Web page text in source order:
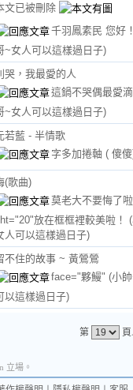
文已被刪除
千羽鳳素民 您好
~女人可以這樣過日子)
哭，我最愛的人
這鍋不哭偶最愛
~女人可以這樣過日子)
若藍 - 半情歌
字多加捲軸 ( 傻
(歌曲)
莫老大不要悔了
放在框框裡較美啦！
人可以這樣過日子)
不住的故事 ~ 黃鶯鶯
face="夥鰻" (小
以這樣過日子)
第
立場。